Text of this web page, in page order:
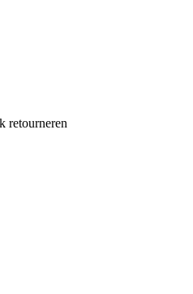
retourneren